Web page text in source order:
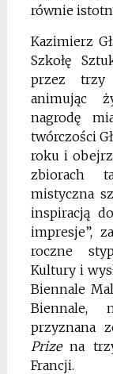
równie
Kazimierz
Szkołę
przez trzy
animując
nagrodę
twórczości
roku i
zbiorach
mistyczna
inspiracją
impresje”,
roczne
Kultury i
Biennale
Biennale,
przyznana
Prizena
Francji.